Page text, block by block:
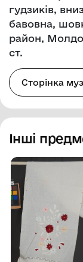
гудзиків,
бавовна,
район,
ст.
Сторінка
Інші